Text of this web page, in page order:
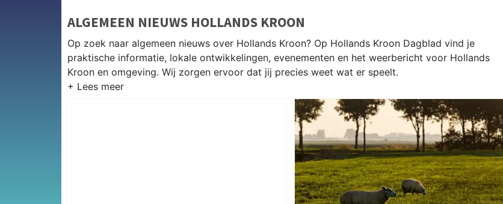
ALGEMEEN NIEUWS HOLLANDS KROON
Op zoek naar algemeen nieuws over Hollands Kroon? Op Hollands Kroon Dagblad vind je
praktische informatie, lokale ontwikkelingen, evenementen en het weerbericht voor Hollands
Kroon en omgeving. Wij zorgen ervoor dat jij precies weet wat er speelt.
PRAKTISCHE INFORMATIE HOLLANDS KROON
Van werkzaamheden op de N9 tot evenementen als de Wieringer Marktdag en het weersbericht
voor de Kop van Noord-Holland en de Wieringermeer.